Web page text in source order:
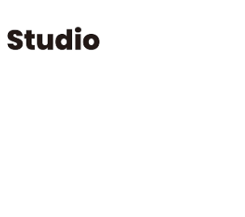
ライドに協賛しました
LGBTフレンドリー企業に登録されました